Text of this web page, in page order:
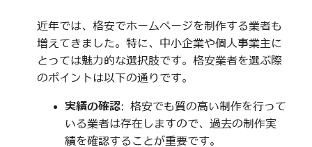
近年では、格安でホームページを制作する業者も
増えてきました。特に、中小企業や個人事業主に
とっては魅力的な選択肢です。格安業者を選ぶ際
のポイントは以下の通りです。
実績の確認: 格安でも質の高い制作を行って
いる業者は存在しますので、過去の制作実
績を確認することが重要です。